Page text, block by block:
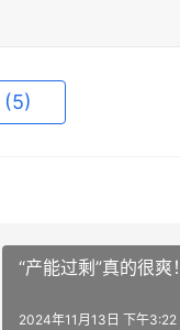
(5)
“产能过剩”真的很爽！
2024年11月13日 下午3:22